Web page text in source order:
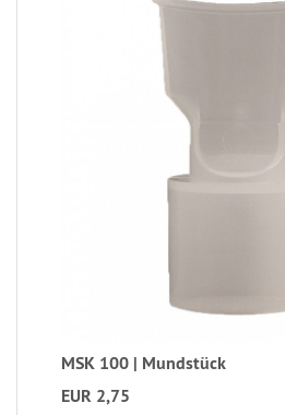
MSK 100 | Mundstück
EUR 2,75